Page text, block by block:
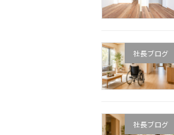
社長ブログ
社長ブログ